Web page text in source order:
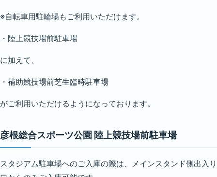
※自転車用駐輪場もご利用いただけます。
・陸上競技場前駐車場
に加えて、
・補助競技場前芝生臨時駐車場
がご利用いただけるようになっております。
彦根総合スポーツ公園 陸上競技場前駐車場
スタジアム駐車場へのご入庫の際は、メインスタンド側出入り